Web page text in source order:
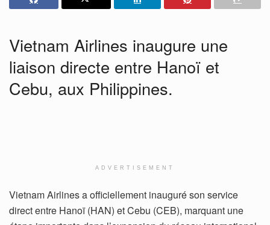
Vietnam Airlines inaugure une
liaison directe entre Hanoï et
Cebu, aux Philippines.
ADVERTISEMENT
Vietnam Airlines a officiellement inauguré son service
direct entre Hanoï (HAN) et Cebu (CEB), marquant une